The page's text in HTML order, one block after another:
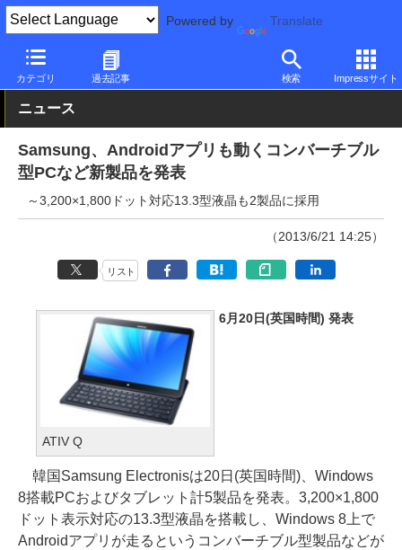
Powered by Translate
カテゴリ 過去記事 検索 Impressサイト
PC Watch パソコン/タブレット/スマートフォン Samsung
ニュース
Samsung、Androidアプリも動くコンバーチブル
型PCなど新製品を発表
～3,200×1,800ドット対応13.3型液晶も2製品に採用
（2013/6/21 14:25）
リスト
ATIV Q
6月20日(英国時間) 発表
韓国Samsung Electronisは20日(英国時間)、Windows
8搭載PCおよびタブレット計5製品を発表。3,200×1,800
ドット表示対応の13.3型液晶を搭載し、Windows 8上で
Androidアプリが走るというコンバーチブル型製品などが